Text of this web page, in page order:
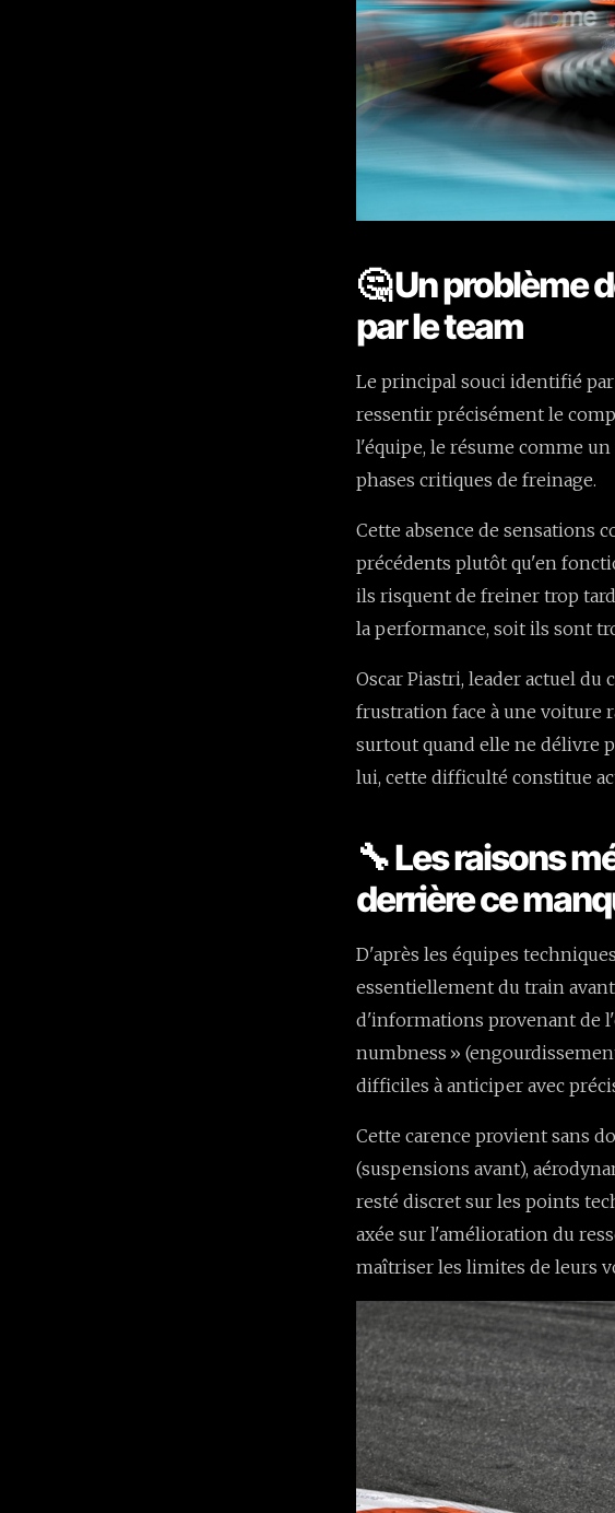
🤔 Un problème
par le team
Le principal souci identifié
ressentir précisément le
l'équipe, le résume comme
phases critiques de freinage.
Cette absence de sensations
précédents plutôt qu'en
ils risquent de freiner trop
la performance, soit ils sont
Oscar Piastri, leader actuel
frustration face à une voiture
surtout quand elle ne délivre
lui, cette difficulté constitue
🔧 Les raisons
derrière ce
D'après les équipes
essentiellement du train
d'informations provenant de
numbness »
difficiles à anticiper avec
Cette carence provient sans
(suspensions avant),
resté discret sur les points
axée sur l'amélioration du
maîtriser les limites de leurs